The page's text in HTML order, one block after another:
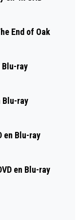
End of Oak
Blu-ray
Blu-ray
en Blu-ray
en Blu-ray